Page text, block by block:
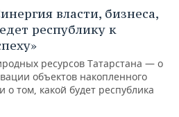
власти, бизнеса,
республику к
ресурсов Татарстана — о
объектов накопленного
том, какой будет республика